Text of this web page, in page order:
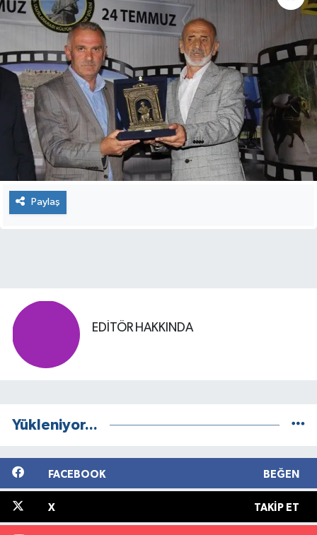
Paylaş
EDITÖR HAKKINDA
Yükleniyor...
FACEBOOK BEĞEN
X TAKIP ET